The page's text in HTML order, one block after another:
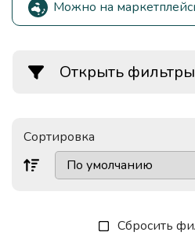
Можно на
Открыть фильтры
Сортировка
Сбросить